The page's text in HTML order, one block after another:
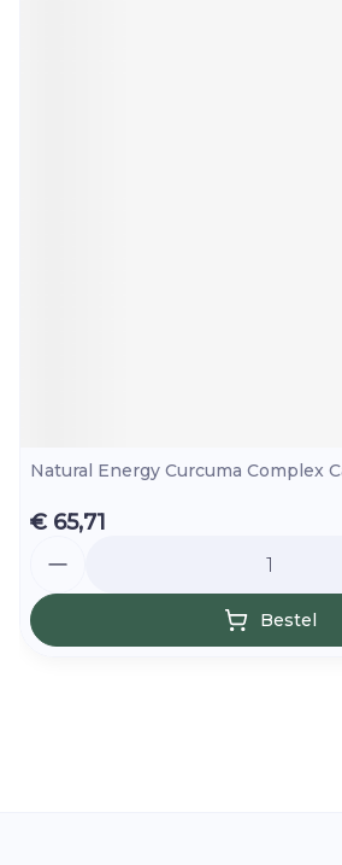
Natural Energy Curcuma Complex
€ 65,71
Bestel